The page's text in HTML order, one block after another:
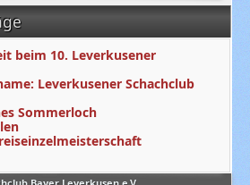
beim 10. Leverkusener
Leverkusener Schachclub
Sommerloch